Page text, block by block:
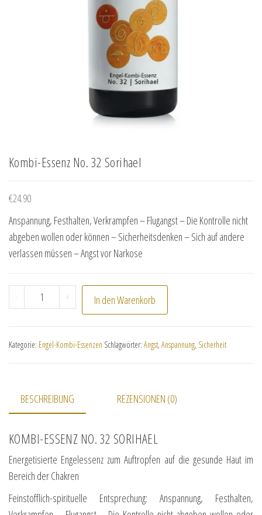
Kombi-Essenz No. 32 Sorihael
€24.90
Anspannung, Festhalten, Verkrampfen – Flugangst – Die Kontrolle nicht
abgeben wollen oder können – Sicherheitsdenken – Sich auf andere
verlassen müssen – Angst vor Narkose
- Kombi-Essenz No. 32 Sorihael Menge
+ In den Warenkorb
Kategorie: Engel-Kombi-Essenzen Schlagwörter: Angst, Anspannung, Sicherheit
BESCHREIBUNG REZENSIONEN (0)
KOMBI-ESSENZ NO. 32 SORIHAEL
Energetisierte Engelessenz zum Auftropfen auf die gesunde Haut im
Bereich der Chakren
Feinstofflich-spirituelle Entsprechung: Anspannung, Festhalten,